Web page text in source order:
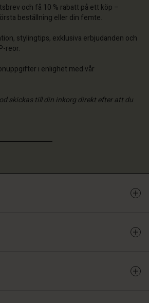
och få 10 % rabatt på ett köp –
beställning eller din femte.
stylingtips, exklusiva erbjudanden och
reor.
i enlighet med vår
skickas till din inkorg direkt efter att du